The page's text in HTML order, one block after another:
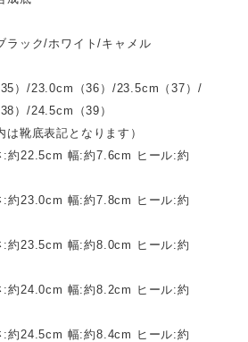
ラック/ホワイト/キャメル
）/23.0cm（36）/23.5cm（37）/
）/24.5cm（39）
は靴底表記となります）
:約22.5cm 幅:約7.6cm ヒール:約
:約23.0cm 幅:約7.8cm ヒール:約
:約23.5cm 幅:約8.0cm ヒール:約
:約24.0cm 幅:約8.2cm ヒール:約
:約24.5cm 幅:約8.4cm ヒール:約